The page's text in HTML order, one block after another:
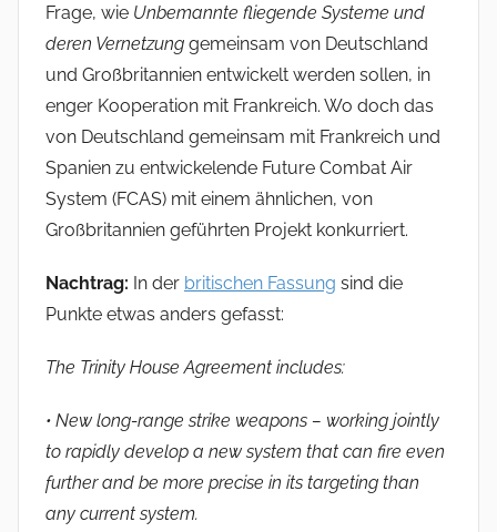
Frage, wie Unbemannte fliegende Systeme und
deren Vernetzung gemeinsam von Deutschland
und Großbritannien entwickelt werden sollen, in
enger Kooperation mit Frankreich. Wo doch das
von Deutschland gemeinsam mit Frankreich und
Spanien zu entwickelende Future Combat Air
System (FCAS) mit einem ähnlichen, von
Großbritannien geführten Projekt konkurriert.
Nachtrag: In der britischen Fassung sind die
Punkte etwas anders gefasst:
The Trinity House Agreement includes:
• New long-range strike weapons – working jointly
to rapidly develop a new system that can fire even
further and be more precise in its targeting than
any current system.